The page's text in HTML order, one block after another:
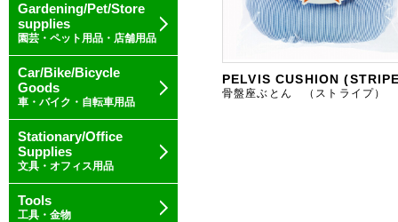
Gardening/Pet/Store
supplies
園芸・ペット用品・店舗用品
Car/Bike/Bicycle
Goods
車・バイク・自転車用品
Stationary/Office
Supplies
文具・オフィス用品
Tools
工具・金物
PELVIS CUSHION
骨盤座ぶとん （ストライプ）